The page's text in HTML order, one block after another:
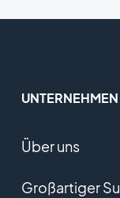
UNTERNEHMEN
Über uns
Großartiger